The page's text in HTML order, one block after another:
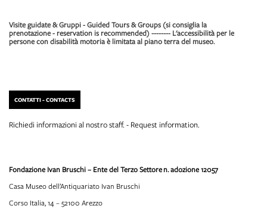
Visite guidate & Gruppi - Guided Tours & Groups (si consiglia la
prenotazione - reservation is recommended) -------- L'accessibilità per le
persone con disabilità motoria è limitata al piano terra del museo.
CONTATTI - CONTACTS
Richiedi informazioni al nostro staff. - Request information.
Fondazione Ivan Bruschi – Ente del Terzo Settoren. adozione 12057
Casa Museo dell’Antiquariato Ivan Bruschi
Corso Italia, 14 – 52100 Arezzo